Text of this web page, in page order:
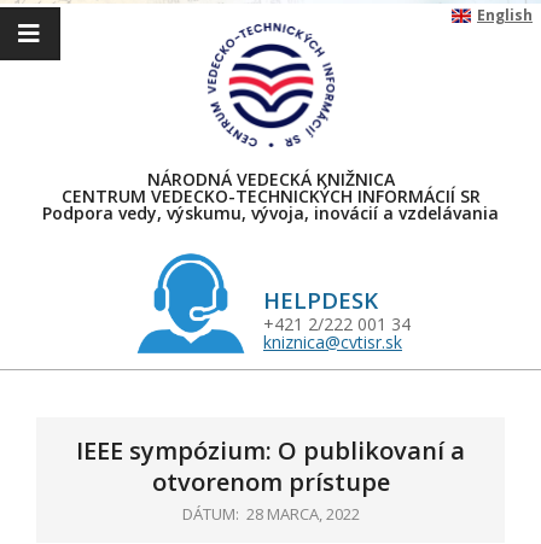
Skip
English
NÁRODNÁ VEDECKÁ KNIŽNICA
CENTRUM VEDECKO-TECHNICKÝCH INFORMÁCIÍ SR
Podpora vedy, výskumu, vývoja, inovácií a vzdelávania
HELPDESK
+421 2/222 001 34
kniznica@cvtisr.sk
IEEE sympózium: O publikovaní a
otvorenom prístupe
DÁTUM: 28 MARCA, 2022